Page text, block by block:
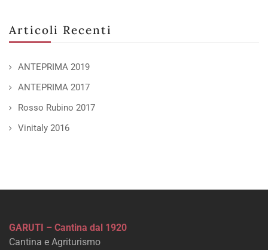
Articoli Recenti
ANTEPRIMA 2019
ANTEPRIMA 2017
Rosso Rubino 2017
Vinitaly 2016
GARUTI – Cantina dal 1920
Cantina e Agriturismo